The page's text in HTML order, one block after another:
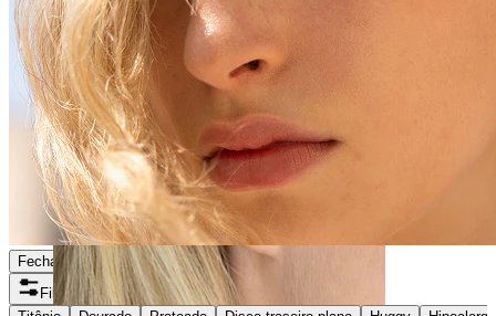
Fechar
Filtros